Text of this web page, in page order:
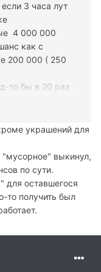
3 часа лут
4 000 000
как с
200 000 ( 250
то бы в 20 раз
украшений для
"мусорное" выкинул,
по сути.
для оставшегося
то получить был